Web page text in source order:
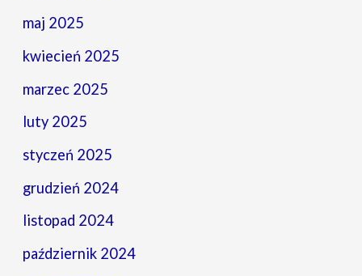
maj 2025
kwiecień 2025
marzec 2025
luty 2025
styczeń 2025
grudzień 2024
listopad 2024
październik 2024